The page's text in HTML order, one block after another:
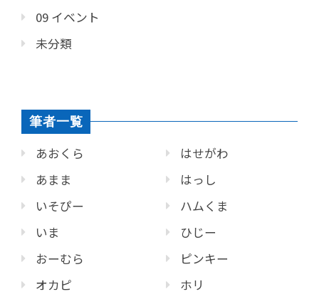
09 イベント
未分類
筆者一覧
あおくら
あまま
いそぴー
いま
おーむら
オカピ
はせがわ
はっし
ハムくま
ひじー
ピンキー
ホリ